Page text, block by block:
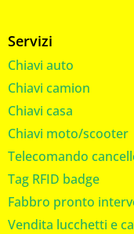
Servizi
Chiavi auto
Chiavi camion
Chiavi casa
Chiavi moto/scooter
Telecomando
Tag RFID badge
Fabbro pronto
Vendita lucchetti e